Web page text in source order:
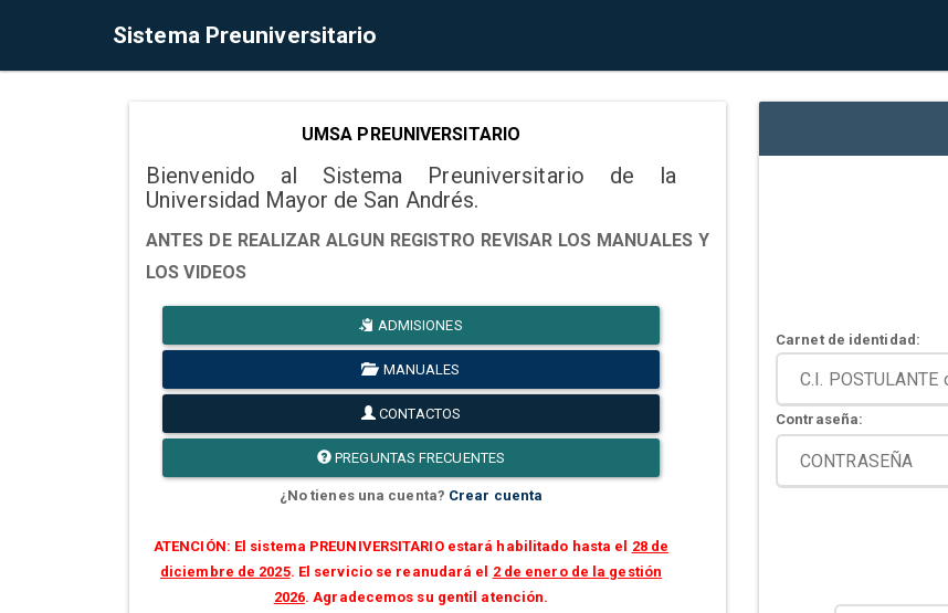
Sistema Preuniversitario
UMSA PREUNIVERSITARIO
Bienvenido al Sistema Preuniversitario de la
Universidad Mayor de San Andrés.
ANTES DE REALIZAR ALGUN REGISTRO REVISAR LOS MANUALES Y
LOS VIDEOS
ADMISIONES
MANUALES
CONTACTOS
PREGUNTAS FRECUENTES
¿No tienes una cuenta? Crear cuenta
ATENCIÓN: El sistema PREUNIVERSITARIO estará habilitado hasta el 28 de
diciembre de 2025. El servicio se reanudará el 2 de enero de la gestión
2026. Agradecemos su gentil atención.
Carnet de identidad:
Contraseña: